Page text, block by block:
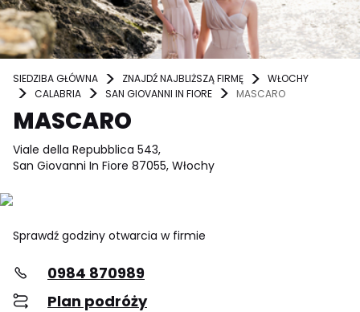
SIEDZIBA GŁÓWNA ZNAJDŹ NAJBLIŻSZĄ FIRMĘ
WŁOCHY
CALABRIA
SAN GIOVANNI IN FIORE MASCARO
MASCARO
Viale della Repubblica 543,
San Giovanni In Fiore 87055, Włochy
Sprawdź godziny otwarcia w firmie
0984 870989
Plan podróży